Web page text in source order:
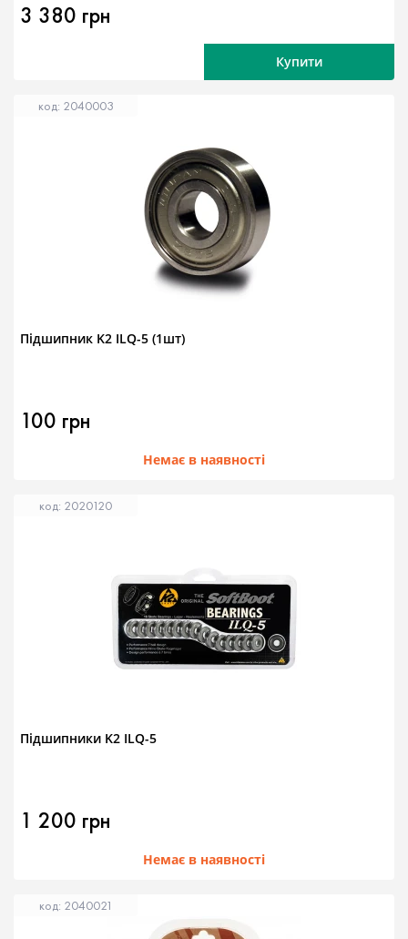
3 380 грн
Купити
код: 2040003
Підшипник K2 ILQ-5 (1шт)
100 грн
Немає в наявності
код: 2020120
Підшипники K2 ILQ-5
1 200 грн
Немає в наявності
код: 2040021